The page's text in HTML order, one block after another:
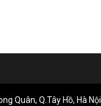
Quân, Q.Tây Hồ, Hà Nội